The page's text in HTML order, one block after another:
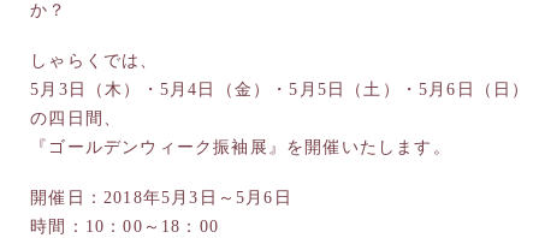
か？
しゃらくでは、
5月3日（木）・5月4日（金）・5月5日（土）・5月6日（日）
の四日間、
『ゴールデンウィーク振袖展』を開催いたします。
開催日：2018年5月3日～5月6日
時間：10：00～18：00